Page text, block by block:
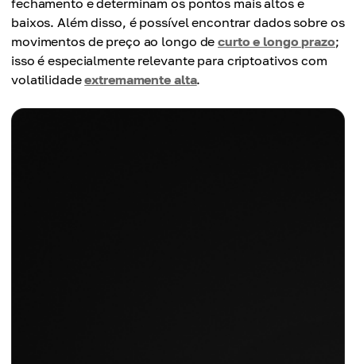
fechamento e determinam os pontos mais altos e
baixos. Além disso, é possível encontrar dados sobre os
movimentos de preço ao longo decurto e longo prazo;
isso é especialmente relevante para criptoativos com
volatilidadeextremamente alta.